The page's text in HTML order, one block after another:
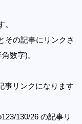
その記事にリンクさ
数字)。
事リンクになります
130/26 の記事リ